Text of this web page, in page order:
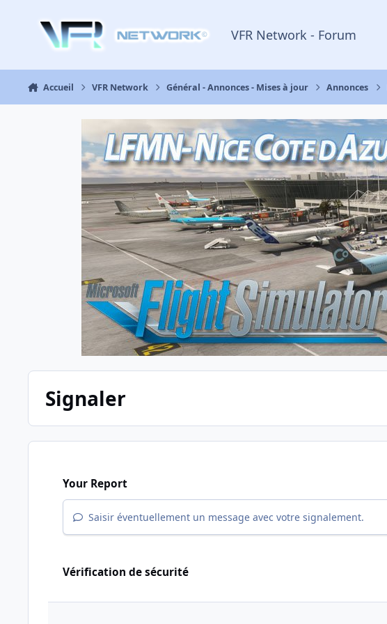
VFR Network - Forum
Accueil VFR Network Général - Annonces - Mises à jour Annonces
Signaler
Your Report
Saisir éventuellement un message avec votre signalement.
Vérification de sécurité